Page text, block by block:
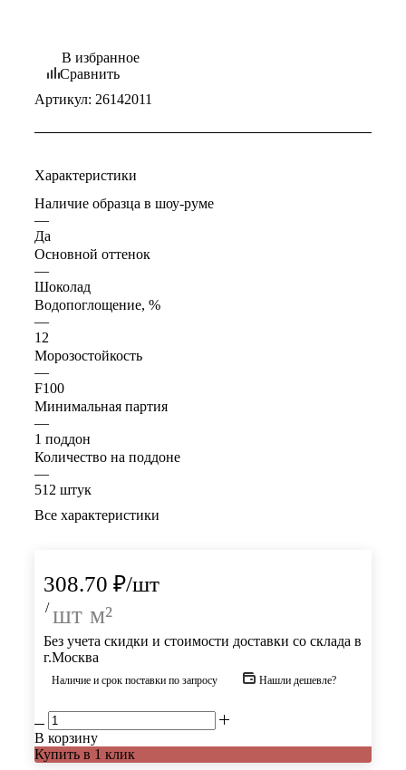
В избранное
Сравнить
Артикул: 26142011
Характеристики
Наличие образца в шоу-руме
—
Да
Основной оттенок
—
Шоколад
Водопоглощение, %
—
12
Морозостойкость
—
F100
Минимальная партия
—
1 поддон
Количество на поддоне
—
512 штук
Все характеристики
308.70 ₽/шт
/ шт м²
Без учета скидки и стоимости доставки со склада в
г.Москва
Наличие и срок поставки по запросу Нашли дешевле?
В корзину
Купить в 1 клик